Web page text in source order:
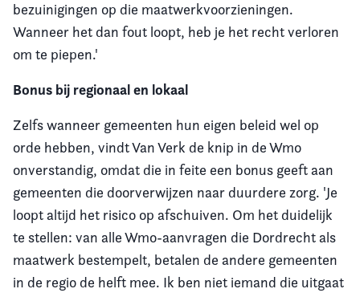
bezuinigingen op die maatwerkvoorzieningen.
Wanneer het dan fout loopt, heb je het recht verloren
om te piepen.'
Bonus bij regionaal en lokaal
Zelfs wanneer gemeenten hun eigen beleid wel op
orde hebben, vindt Van Verk de knip in de Wmo
onverstandig, omdat die in feite een bonus geeft aan
gemeenten die doorverwijzen naar duurdere zorg. 'Je
loopt altijd het risico op afschuiven. Om het duidelijk
te stellen: van alle Wmo-aanvragen die Dordrecht als
maatwerk bestempelt, betalen de andere gemeenten
in de regio de helft mee. Ik ben niet iemand die uitgaat